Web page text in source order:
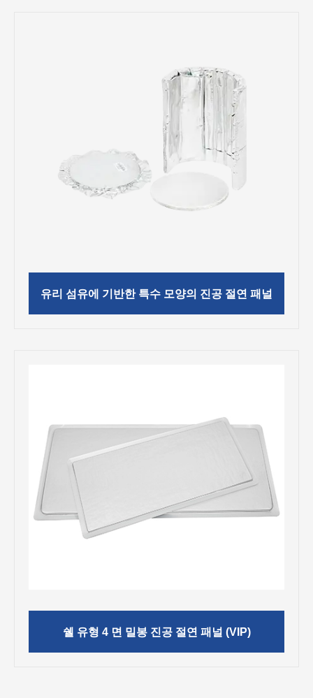
유리 섬유에 기반한 특수 모양의 진공 절연 패널
쉘 유형 4 면 밀봉 진공 절연 패널 (VIP)